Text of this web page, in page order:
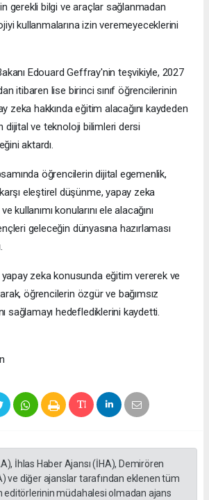
gerekli bilgi ve araçlar sağlanmadan
kullanmalarına izin veremeyeceklerini
Edouard Geffray'nin teşvikiyle, 2027
itibaren lise birinci sınıf öğrencilerinin
zeka hakkında eğitim alacağını kaydeden
dijital ve teknoloji bilimleri dersi
aktardı.
öğrencilerin dijital egemenlik,
eleştirel düşünme, yapay zeka
kullanımı konularını ele alacağını
geleceğin dünyasına hazırlaması
zeka konusunda eğitim vererek ve
öğrencilerin özgür ve bağımsız
sağlamayı hedeflediklerini kaydetti.
İhlas Haber Ajansı (İHA), Demirören
ve diğer ajanslar tarafından eklenen tüm
editörlerinin müdahalesi olmadan ajans